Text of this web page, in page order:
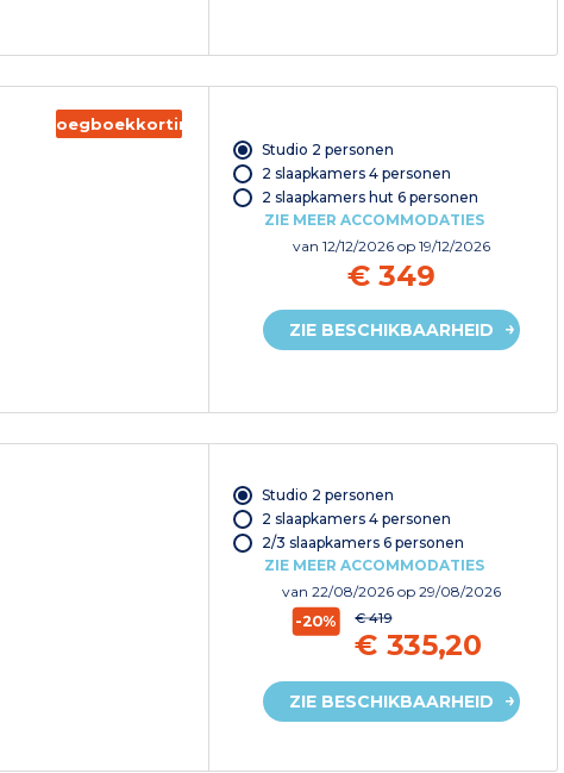
Vroegboekkorting
Studio 2 personen
2 slaapkamers 4 personen
2 slaapkamers hut 6 personen
ZIE MEER ACCOMMODATIES
van 12/12/2026 op 19/12/2026
€ 349
ZIE BESCHIKBAARHEID
Studio 2 personen
2 slaapkamers 4 personen
2/3 slaapkamers 6 personen
ZIE MEER ACCOMMODATIES
van 22/08/2026 op 29/08/2026
-20% € 419
€ 335,20
ZIE BESCHIKBAARHEID